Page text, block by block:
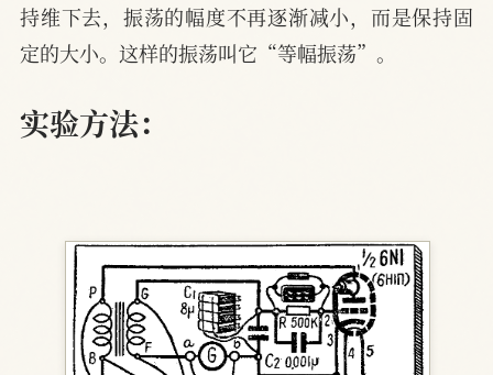
持维下去，振荡的幅度不再逐渐减小，而是保持固
定的大小。这样的振荡叫它“等幅振荡”。
实验方法：